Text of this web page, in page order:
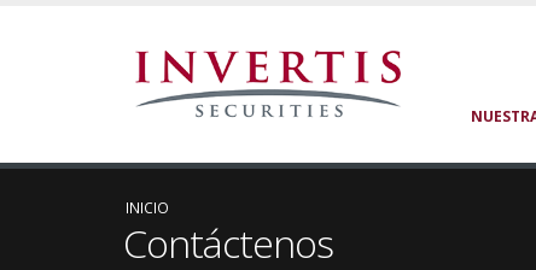
INICIO
Contáctenos